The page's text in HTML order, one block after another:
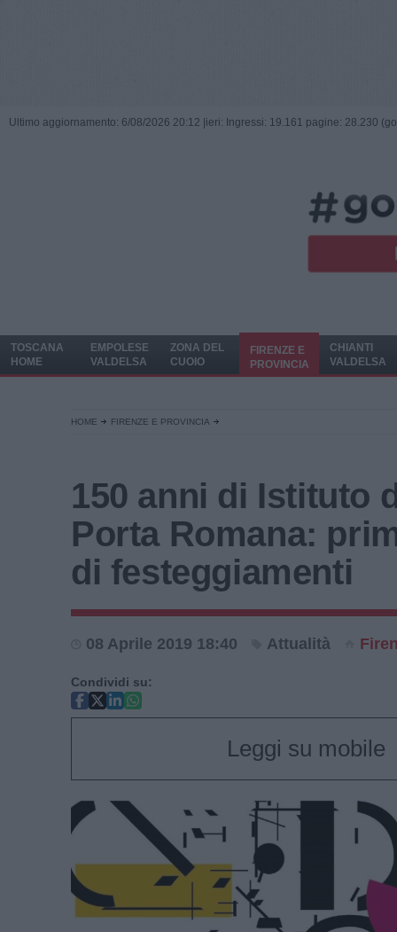
Ultimo aggiornamento: 6/08/2026 20:12 | ieri: Ingressi: 19.161 pagine: 28.230
TOSCANA
HOME
EMPOLESE
VALDELSA
ZONA DEL
CUOIO
FIRENZE E
PROVINCIA
CHIANTI
VALDELSA
HOME FIRENZE E PROVINCIA
150 anni di Istituto
Porta Romana:
di festeggiamenti
08 Aprile 2019 18:40 Attualità
Condividi su:
Leggi su mobile